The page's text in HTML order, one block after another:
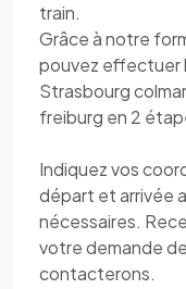
train.
Grâce à notre
pouvez effectuer
Strasbourg
freiburg en 2
Indiquez vos
départ et arrivée
nécessaires.
votre demande
contacterons.